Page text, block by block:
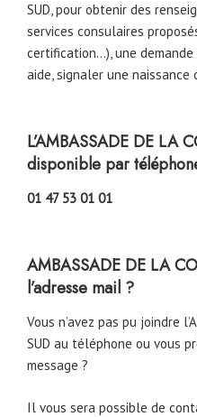
SUD, pour obtenir des
services consulaires
certification…), une
aide, signaler une naissance
L’AMBASSADE DE LA
disponible par
01 47 53 01 01
AMBASSADE DE LA
l’adresse mail ?
Vous n’avez pas pu joindre
SUD au téléphone ou vous
message ?
Il vous sera possible de